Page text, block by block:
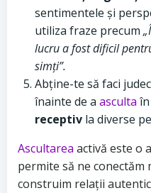
sentimentele și
utiliza fraze precum
lucru a fost dificil
simți”.
Abține-te să faci
înainte de a asculta
receptiv la diverse
Ascultarea activă este o
permite să ne conectăm
construim relații